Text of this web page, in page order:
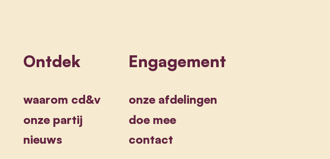
Ontdek
waarom cd&v
onze partij
nieuws
Engagement
onze afdelingen
doe mee
contact